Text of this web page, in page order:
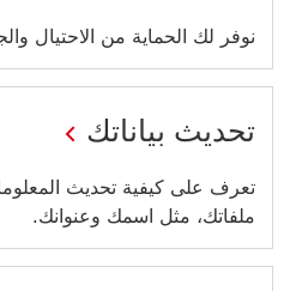
نافذة
جديدة
نوفر لك الحماية من الاحتيال
تحديث بياناتك
تعرف على كيفية تحديث
ملفاتك، مثل اسمك وعنوانك.